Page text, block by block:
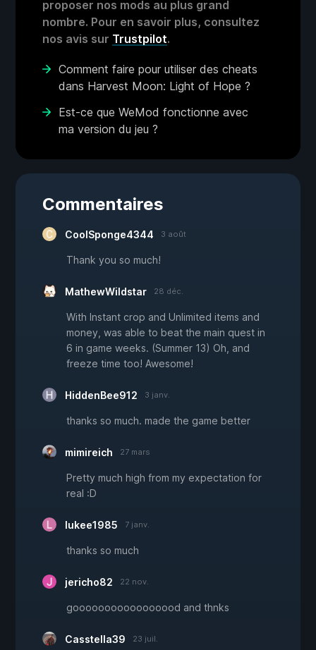
proposer nos mods au plus grand
nombre. Pour en savoir plus, consultez
nos avis sur Trustpilot.
Comment faire pour utiliser des cheats
dans Harvest Moon: Light of Hope ?
Est-ce que WeMod fonctionne avec
ma version du jeu ?
Commentaires
CoolSponge4344 3 août
Thank you so much!
MathewWildstar 28 déc.
With Instant crop and Unlimited items and
money, was able to beat the main quest in
6 in game weeks. (Summer 13) Oh, and
freeze time too! Awesome!
HiddenBee912 3 janv.
thanks so much. made the game better
mimireich 27 mars
Pretty much high from my expectation for
real :D
lukee1985 7 janv.
thanks so much
jericho82 22 nov.
gooooooooooooooood and thnks
Casstella39 23 juil.